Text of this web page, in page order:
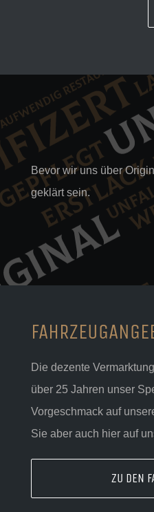
Bevor wir uns über
geklärt sein.
Die dezente
über 25 Jahren unser
Vorgeschmack auf
Sie aber auch hier auf
ZU DEN